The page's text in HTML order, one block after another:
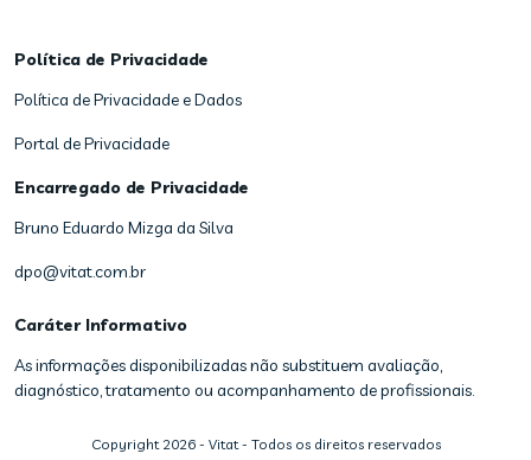
Política de Privacidade
Política de Privacidade e Dados
Portal de Privacidade
Encarregado de Privacidade
Bruno Eduardo Mizga da Silva
dpo@vitat.com.br
Caráter Informativo
As informações disponibilizadas não substituem avaliação,
diagnóstico, tratamento ou acompanhamento de profissionais.
Copyright 2026- Vitat - Todos os direitos reservados